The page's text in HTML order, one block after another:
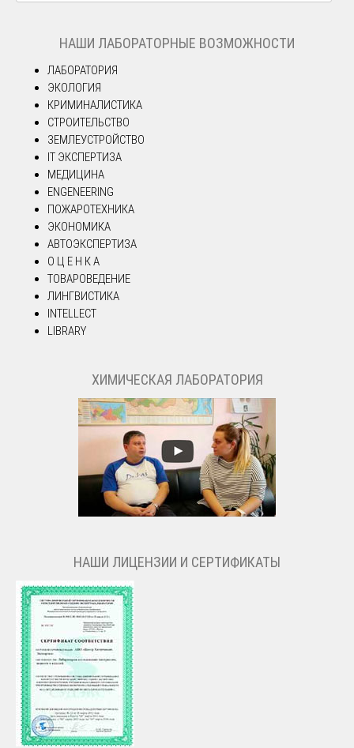
НАШИ ЛАБОРАТОРНЫЕ ВОЗМОЖНОСТИ
ЛАБОРАТОРИЯ
ЭКОЛОГИЯ
КРИМИНАЛИСТИКА
СТРОИТЕЛЬСТВО
ЗЕМЛЕУСТРОЙСТВО
IT ЭКСПЕРТИЗА
МЕДИЦИНА
ENGENEERING
ПОЖАРОТЕХНИКА
ЭКОНОМИКА
АВТОЭКСПЕРТИЗА
О Ц Е Н К А
ТОВАРОВЕДЕНИЕ
ЛИНГВИСТИКА
INTELLECT
LIBRARY
ХИМИЧЕСКАЯ ЛАБОРАТОРИЯ
НАШИ ЛИЦЕНЗИИ И СЕРТИФИКАТЫ